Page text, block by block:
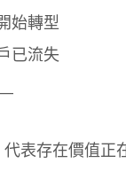
始轉型
已流失
表存在價值正